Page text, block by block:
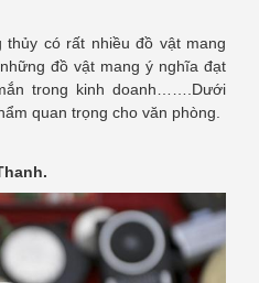
thủy có rất nhiều đồ vật mang
đồ vật mang ý nghĩa đạt
trong kinh doanh…….Dưới
quan trọng cho văn phòng.